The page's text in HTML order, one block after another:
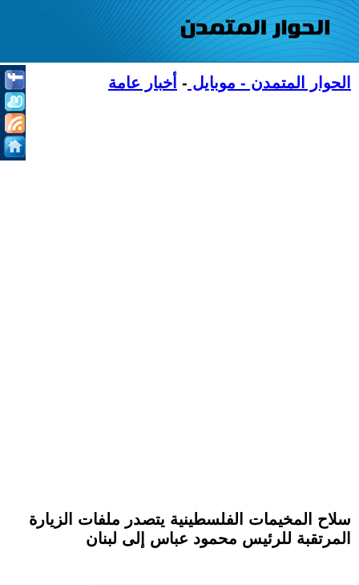
الحوار المتمدن - موبايل - أخبار عامة
سلاح المخيمات الفلسطينية يتصدر ملفات الزيارة
المرتقبة للرئيس محمود عباس إلى لبنان